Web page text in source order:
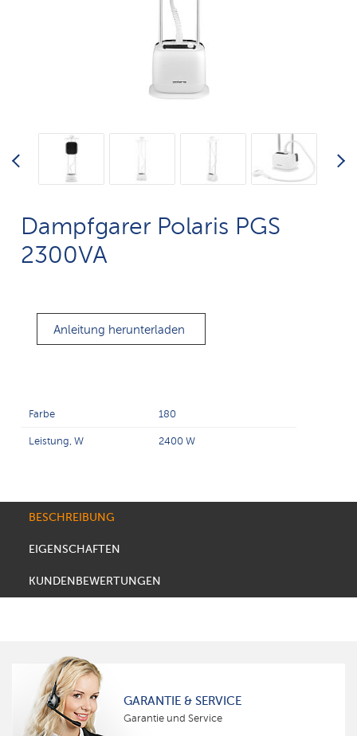
Dampfgarer Polaris PGS
2300VA
Anleitung herunterladen
Farbe 180
Leistung, W 2400 W
BESCHREIBUNG
EIGENSCHAFTEN
KUNDENBEWERTUNGEN
GARANTIE & SERVICE
Garantie und Service